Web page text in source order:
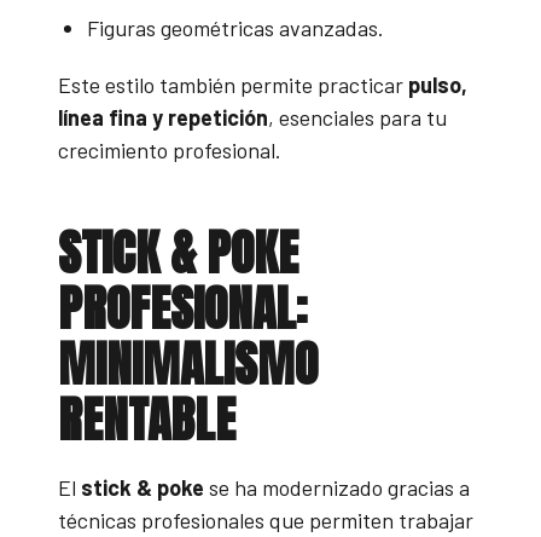
Figuras geométricas avanzadas.
Este estilo también permite practicar pulso,
línea fina y repetición, esenciales para tu
crecimiento profesional.
STICK & POKE
PROFESIONAL:
MINIMALISMO
RENTABLE
El stick & poke se ha modernizado gracias a
técnicas profesionales que permiten trabajar